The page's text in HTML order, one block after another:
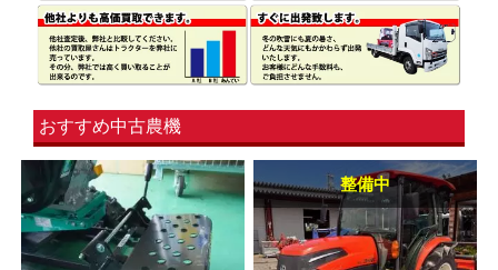
おすすめ中古農機
整備中